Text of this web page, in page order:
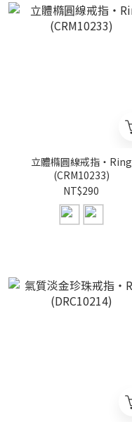
立體橢圓線戒指・Ring
(CRM10233)
NT$290